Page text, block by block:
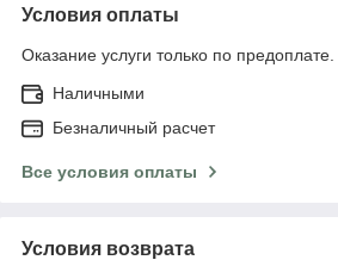
Условия оплаты
Оказание услуги только по предоплате.
Наличными
Безналичный расчет
Все условия оплаты
Условия возврата